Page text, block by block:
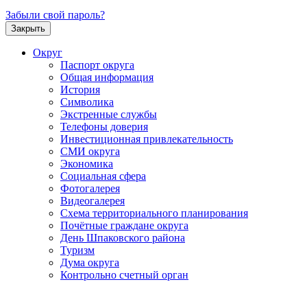
Забыли свой пароль?
Закрыть
Округ
Паспорт округа
Общая информация
История
Символика
Экстренные службы
Телефоны доверия
Инвестиционная привлекательность
СМИ округа
Экономика
Социальная сфера
Фотогалерея
Видеогалерея
Схема территориального планирования
Почётные граждане округа
День Шпаковского района
Туризм
Дума округа
Контрольно счетный орган